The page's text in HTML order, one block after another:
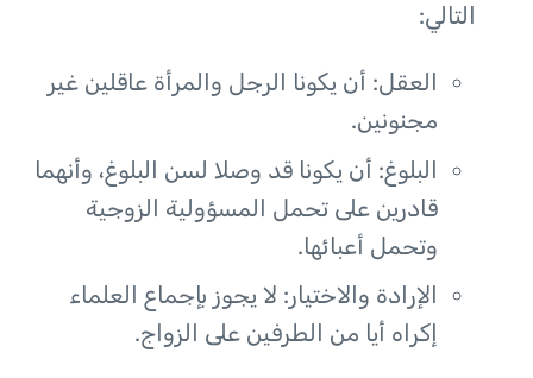
التالي:
العقل: أن يكونا الرجل والمرأة عاقلين غير
مجنونين.
البلوغ: أن يكونا قد وصلا لسن البلوغ، وأنهما
قادرين على تحمل المسؤولية الزوجية
وتحمل أعبائها.
الإرادة والاختيار: لا يجوز بإجماع العلماء
إكراه أيا من الطرفين على الزواج.